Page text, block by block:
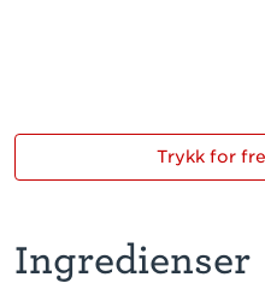
Ingredienser
Trykk for